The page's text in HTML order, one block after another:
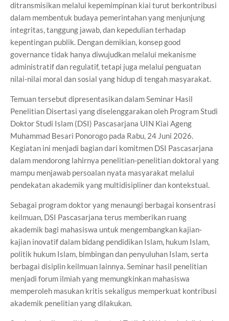
ditransmisikan melalui kepemimpinan kiai turut berkontribusi
dalam membentuk budaya pemerintahan yang menjunjung
integritas, tanggung jawab, dan kepedulian terhadap
kepentingan publik. Dengan demikian, konsep good
governance tidak hanya diwujudkan melalui mekanisme
administratif dan regulatif, tetapi juga melalui penguatan
nilai-nilai moral dan sosial yang hidup di tengah masyarakat.
Temuan tersebut dipresentasikan dalam Seminar Hasil
Penelitian Disertasi yang diselenggarakan oleh Program Studi
Doktor Studi Islam (DSI) Pascasarjana UIN Kiai Ageng
Muhammad Besari Ponorogo pada Rabu, 24 Juni 2026.
Kegiatan ini menjadi bagian dari komitmen DSI Pascasarjana
dalam mendorong lahirnya penelitian-penelitian doktoral yang
mampu menjawab persoalan nyata masyarakat melalui
pendekatan akademik yang multidisipliner dan kontekstual.
Sebagai program doktor yang menaungi berbagai konsentrasi
keilmuan, DSI Pascasarjana terus memberikan ruang
akademik bagi mahasiswa untuk mengembangkan kajian-
kajian inovatif dalam bidang pendidikan Islam, hukum Islam,
politik hukum Islam, bimbingan dan penyuluhan Islam, serta
berbagai disiplin keilmuan lainnya. Seminar hasil penelitian
menjadi forum ilmiah yang memungkinkan mahasiswa
memperoleh masukan kritis sekaligus memperkuat kontribusi
akademik penelitian yang dilakukan.